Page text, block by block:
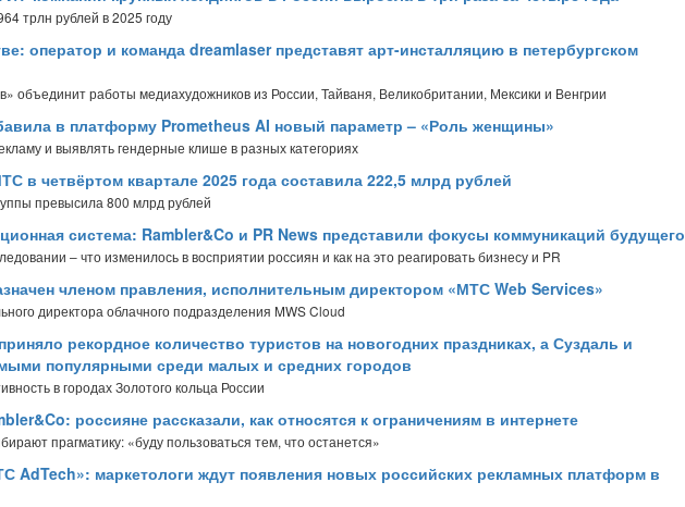
трлн рублей в 2025 году
оператор и команда dreamlaser представят арт-инсталляцию в петербургском
объединит работы медиахудожников из России, Тайваня, Великобритании, Мексики и Венгрии
в платформу Prometheus AI новый параметр – «Роль женщины»
и выявлять гендерные клише в разных категориях
в четвёртом квартале 2025 года составила 222,5 млрд рублей
превысила 800 млрд рублей
система: Rambler&Co и PR News представили фокусы коммуникаций будущего
– что изменилось в восприятии россиян и как на это реагировать бизнесу и PR
членом правления, исполнительным директором «МТС Web Services»
директора облачного подразделения MWS Cloud
рекордное количество туристов на новогодних праздниках, а Суздаль и
популярными среди малых и средних городов
в городах Золотого кольца России
россияне рассказали, как относятся к ограничениям в интернете
прагматику: «буду пользоваться тем, что останется»
AdTech»: маркетологи ждут появления новых российских рекламных платформ в